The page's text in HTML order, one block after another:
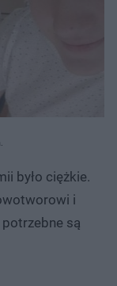
było ciężkie.
i
są